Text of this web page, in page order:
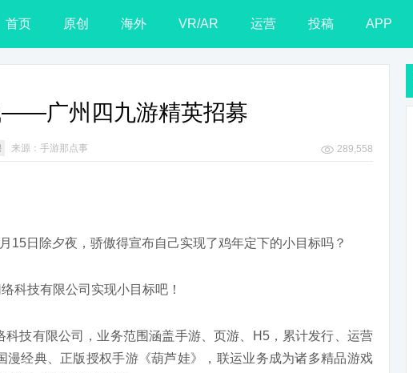
首页 原创 海外 VR/AR 运营 投稿 APP
——广州四九游精英招募
来源：手游那点事 289,558
15日除夕夜，骄傲得宣布自己实现了鸡年定下的小目标吗？
络科技有限公司实现小目标吧！
科技有限公司，业务范围涵盖手游、页游、H5，累计发行、运营
漫经典、正版授权手游《葫芦娃》，联运业务成为诸多精品游戏